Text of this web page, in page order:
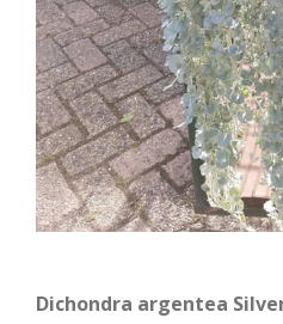
Dichondra argentea